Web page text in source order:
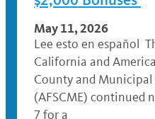
May 11, 2026
Lee esto en español
California and
County and Municipal
(AFSCME) continued
7 for a